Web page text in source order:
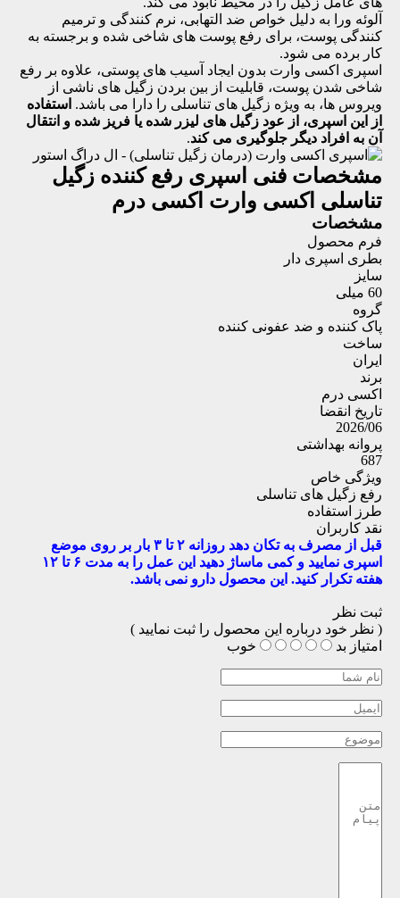
آلوئه ورا به دلیل خواص ضد التهابی، نرم کنندگی و ترمیم
کنندگی پوست، برای رفع پوست های شاخی شده و برجسته به
کار برده می شود.
اسپری اکسی وارت بدون ایجاد آسیب های پوستی، علاوه بر رفع
شاخی شدن پوست، قابلیت از بین بردن زگیل های ناشی از
ویروس ها، به ویژه زگیل های تناسلی را دارا می باشد. استفاده
از این اسپری، از عود زگیل های لیزر شده یا فریز شده و انتقال
آن به افراد دیگر جلوگیری می کند.
مشخصات فنی اسپری رفع کننده زگیل
تناسلی اکسی وارت اکسی درم
مشخصات
فرم محصول
بطری اسپری دار
سایز
60 میلی
گروه
پاک کننده و ضد عفونی کننده
ساخت
ایران
برند
اکسی درم
تاریخ انقضا
2026/06
پروانه بهداشتی
687
ویژگی خاص
رفع زگیل های تناسلی
طرز استفاده
نقد کاربران
قبل از مصرف به تکان دهد روزانه ۲ تا ۳ بار بر روی موضع
اسپری نمایید و کمی ماساژ دهید این عمل را به مدت ۶ تا ۱۲
هفته تکرار کنید. این محصول دارو نمی باشد.
ثبت نظر
( نظر خود درباره این محصول را ثبت نمایید )
امتیاز بد خوب